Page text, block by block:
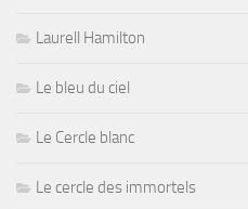
Laurell Hamilton
Le bleu du ciel
Le Cercle blanc
Le cercle des immortels